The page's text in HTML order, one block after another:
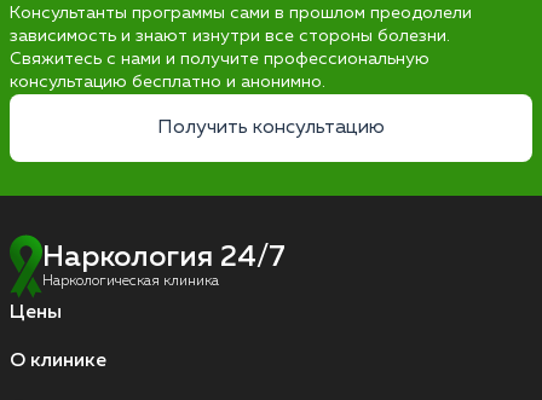
Консультанты программы сами в прошлом преодолели
зависимость и знают изнутри все стороны болезни.
Свяжитесь с нами и получите профессиональную
консультацию бесплатно и анонимно.
Получить консультацию
Наркология 24/7
Наркологическая клиника
Цены
О клинике